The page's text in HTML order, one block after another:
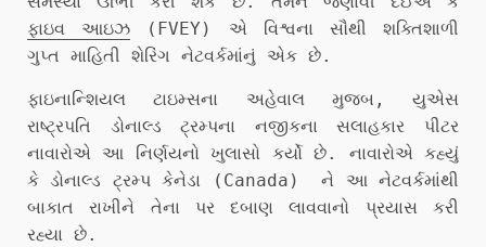
ફાઇવ આઇઝ (FVEY) એ વિશ્વના સૌથી શક્તિશાળી
ગુપ્ત માહિતી શેરિંગ નેટવર્કમાંનું એક છે.
ફાઇનાન્શિયલ ટાઇમ્સના અહેવાલ મુજબ, યુએસ
રાષ્ટ્રપતિ ડોનાલ્ડ ટ્રમ્પના નજીકના સલાહકાર પીટર
નાવારોએ આ નિર્ણયનો ખુલાસો કર્યો છે. નાવારોએ કહ્યું
કે ડોનાલ્ડ ટ્રમ્પ કેનેડા (Canada) ને આ નેટવર્કમાંથી
બાકાત રાખીને તેના પર દબાણ લાવવાનો પ્રયાસ કરી
રહ્યા છે.